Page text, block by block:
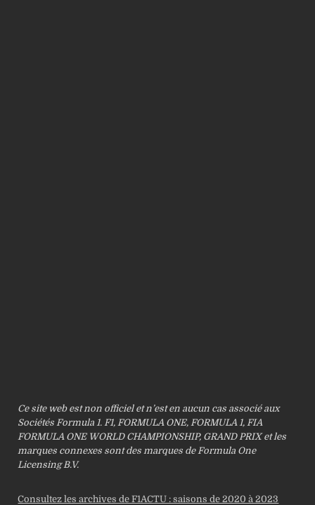
Ce site web est non officiel et n’est en aucun cas associé aux
Sociétés Formula 1. F1, FORMULA ONE, FORMULA 1, FIA
FORMULA ONE WORLD CHAMPIONSHIP, GRAND PRIX et les
marques connexes sont des marques de Formula One
Licensing B.V.
Consultez les archives de F1ACTU : saisons de 2020 à 2023